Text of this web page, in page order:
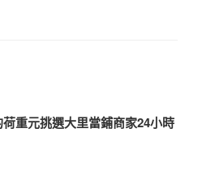
重元挑選大里當鋪商家24小時